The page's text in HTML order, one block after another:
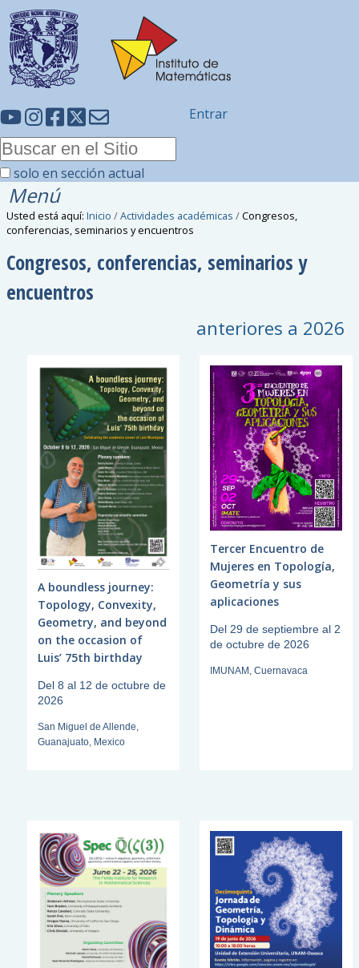
solo en sección actual
Entrar
Menú
Usted está aquí: Inicio /Actividades académicas /Congresos,
conferencias, seminarios y encuentros
Congresos, conferencias, seminarios y
encuentros
anteriores a 2026
A boundless journey:
Topology, Convexity,
Geometry, and beyond
on the occasion of
Luis’ 75th birthday
Del 8 al 12 de octubre de
2026
San Miguel de Allende,
Guanajuato, Mexico
Tercer Encuentro de
Mujeres en Topología,
Geometría y sus
aplicaciones
Del 29 de septiembre al 2
de octubre de 2026
IMUNAM, Cuernavaca